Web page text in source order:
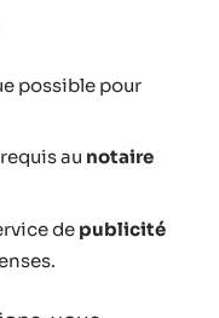
possible pour
au notaire
de publicité